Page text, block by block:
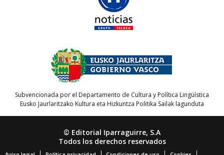
Subvencionada por el Departamento de Cultura y Política Lingüística
Eusko Jaurlaritzako Kultura eta Hizkuntza Politika Sailak lagunduta
© Editorial Iparraguirre, S.A
Todos los derechos reservados